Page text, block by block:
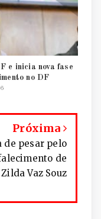
e inicia nova fase
no DF
Próxima
de pesar pelo
de
Zilda Vaz Souz